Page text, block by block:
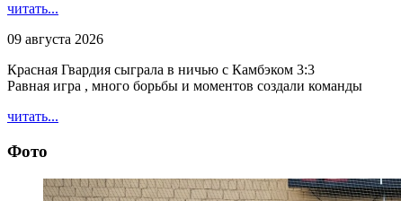
читать...
09 августа 2026
Красная Гвардия сыграла в ничью с Камбэком 3:3
Равная игра , много борьбы и моментов создали команды
читать...
Фото